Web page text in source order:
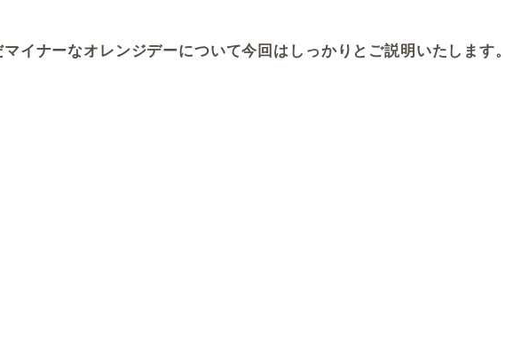
イナーなオレンジデーについて今回はしっかりとご説明いたします。